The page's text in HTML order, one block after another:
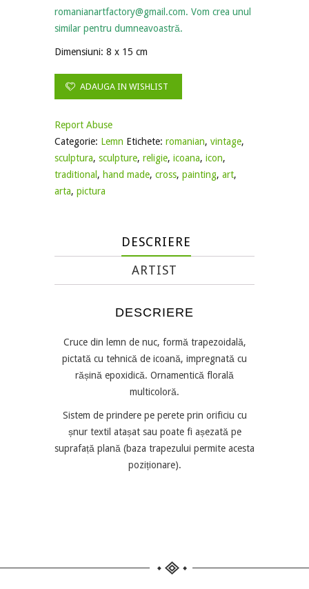
romanianartfactory@gmail.com. Vom crea unul
similar pentru dumneavoastră.
Dimensiuni: 8 x 15 cm
ADAUGA IN WISHLIST
Report Abuse
Categorie: Lemn Etichete: romanian, vintage,
sculptura, sculpture, religie, icoana, icon,
traditional , hand made, cross, painting, art,
arta, pictura
DESCRIERE
ARTIST
DESCRIERE
Cruce din lemn de nuc, formă trapezoidală,
pictată cu tehnică de icoană, impregnată cu
rășină epoxidică. Ornamentică florală
multicoloră.
Sistem de prindere pe perete prin orificiu cu
șnur textil atașat sau poate fi așezată pe
suprafață plană (baza trapezului permite acesta
poziționare).